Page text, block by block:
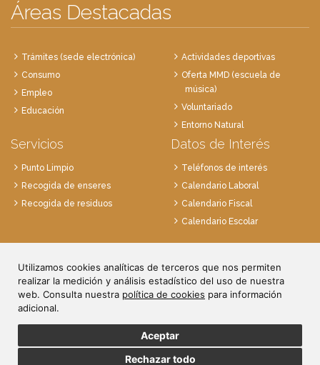
Utilizamos cookies analíticas de terceros que nos permiten
realizar la medición y análisis estadístico del uso de nuestra
web. Consulta nuestra política de cookies para información
adicional.
Aceptar
Rechazar todo
Áreas Destacadas
Trámites (sede electrónica)
Consumo
Empleo
Educación
Actividades deportivas
Oferta MMD (escuela de
música)
Voluntariado
Entorno Natural
Servicios
Punto Limpio
Recogida de enseres
Recogida de residuos
Datos de Interés
Teléfonos de interés
Calendario Laboral
Calendario Fiscal
Calendario Escolar
28814 Daganzo, Madrid
Tlf. 91 884 52 59
Fax. 91 884 52 92